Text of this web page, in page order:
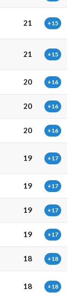
21 +15
21 +15
20 +16
20 +16
20 +16
19 +17
19 +17
19 +17
19 +17
18 +18
18 +18